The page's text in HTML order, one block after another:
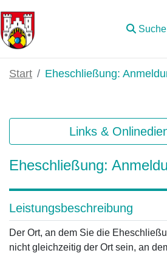
Zum Hauptinhalt springen
Suche
Start Eheschließung:
Links &
Eheschließung:
Leistungsbeschreibung
Der Ort, an dem Sie die
nicht gleichzeitig der Ort sein, an